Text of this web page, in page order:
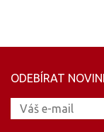
ODEBÍRAT